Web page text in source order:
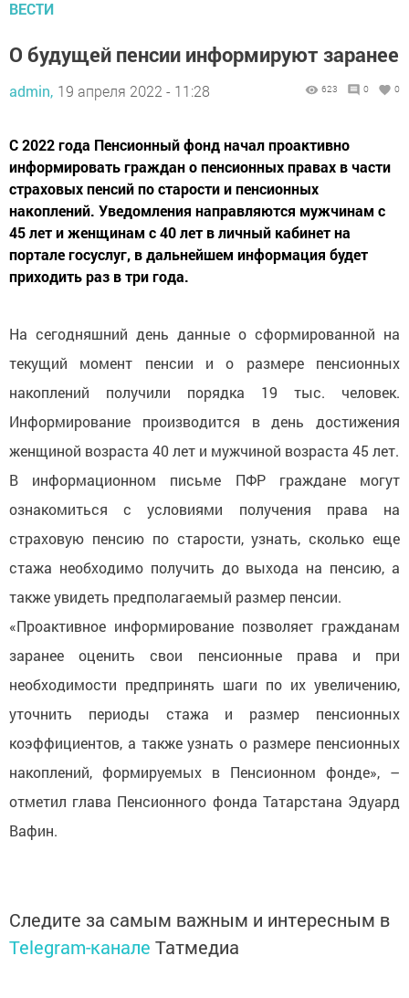
ВЕСТИ
О будущей пенсии информируют заранее
admin, 19 апреля 2022 - 11:28 623 0 0
С 2022 года Пенсионный фонд начал проактивно
информировать граждан о пенсионных правах в части
страховых пенсий по старости и пенсионных
накоплений. Уведомления направляются мужчинам с
45 лет и женщинам с 40 лет в личный кабинет на
портале госуслуг, в дальнейшем информация будет
приходить раз в три года.
На сегодняшний день данные о сформированной на
текущий момент пенсии и о размере пенсионных
накоплений получили порядка 19 тыс. человек.
Информирование производится в день достижения
женщиной возраста 40 лет и мужчиной возраста 45 лет.
В информационном письме ПФР граждане могут
ознакомиться с условиями получения права на
страховую пенсию по старости, узнать, сколько еще
стажа необходимо получить до выхода на пенсию, а
также увидеть предполагаемый размер пенсии.
«Проактивное информирование позволяет гражданам
заранее оценить свои пенсионные права и при
необходимости предпринять шаги по их увеличению,
уточнить периоды стажа и размер пенсионных
коэффициентов, а также узнать о размере пенсионных
накоплений, формируемых в Пенсионном фонде», –
отметил глава Пенсионного фонда Татарстана Эдуард
Вафин.
Следите за самым важным и интересным в
Telegram-канале Татмедиа